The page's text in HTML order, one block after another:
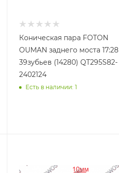
Коническая пара FOTON
OUMAN заднего моста 17:28
39зубьев (14280) QT295S82-
2402124
Есть в наличии: 1